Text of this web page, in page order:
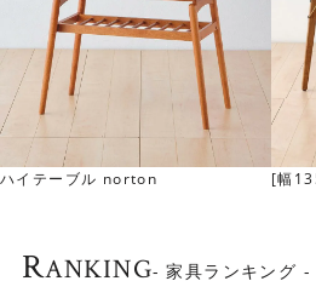
落ち着いた色使い
天板には美しい木目が楽しめるオ
く、唯一無二の美しさを楽しめます
ハイテーブル norton
[幅
RANKING- 家具ランキング -